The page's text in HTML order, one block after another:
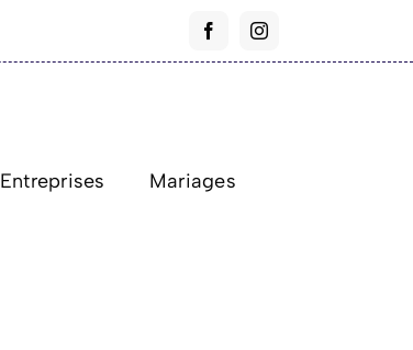
Entreprises
Mariages